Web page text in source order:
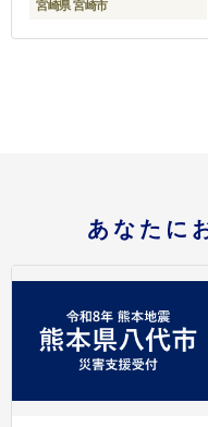
宮崎市
宮崎県 宮崎市
あなたに